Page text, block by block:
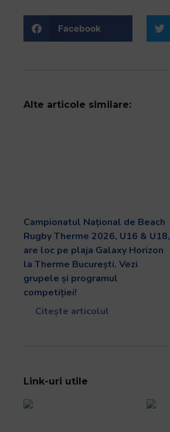
Facebook
Alte articole similare:
Campionatul Național de Beach
Rugby Therme 2026, U16 & U18,
are loc pe plaja Galaxy Horizon
la Therme București. Vezi
grupele și programul
competiției!
Citește articolul
Link-uri utile